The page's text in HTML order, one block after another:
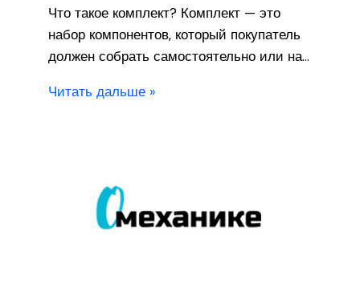
Что такое комплект? Комплект — это
набор компонентов, который покупатель
должен собрать самостоятельно или на…
Читать дальше »